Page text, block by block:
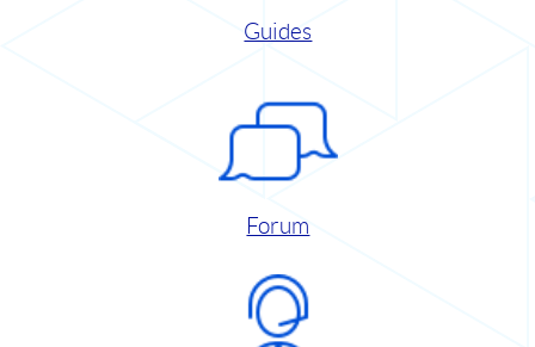
Guides
Forum